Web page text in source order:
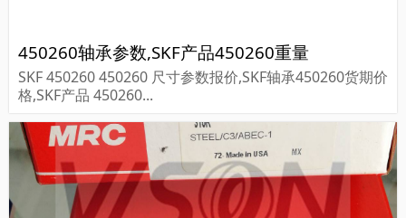
450260轴承参数,SKF产品450260重量
SKF 450260 450260 尺寸参数报价,SKF轴承450260货期价
格,SKF产品 450260...